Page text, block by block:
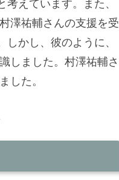
えています。また、
澤祐輔さんの支援を受
かし、彼のように、
しました。村澤祐輔さ
した。